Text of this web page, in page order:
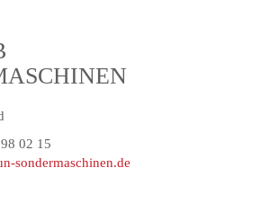
02 15
sondermaschinen.de